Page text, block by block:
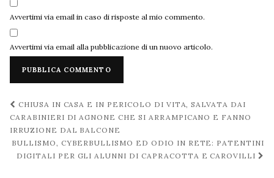
Avvertimi via email in caso di risposte al mio commento.
Avvertimi via email alla pubblicazione di un nuovo articolo.
Navigazione
post
CHIUSA IN CASA E IN PERICOLO DI VITA, SALVATA DAI
CARABINIERI DI AGNONE CHE SI ARRAMPICANO E FANNO
IRRUZIONE DAL BALCONE
BULLISMO, CYBERBULLISMO ED ODIO IN RETE: PATENTINI
DIGITALI PER GLI ALUNNI DI CAPRACOTTA E CAROVILLI